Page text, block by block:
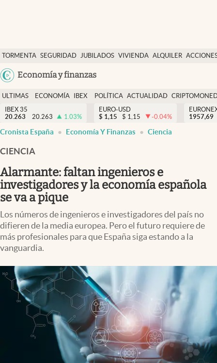
TORMENTA SEGURIDAD JUBILADOS VIVIENDA ALQUILER
USA
Economía y finanzas
Economía y finanzas
Política
Actualidad
Criptomonedas
España
ULTIMAS
NOTICIAS
ECONOMÍA
FINANZAS
IBEX
EURO
POLÍTICA ACTUALIDAD
IBEX 35
20.263
20.263 1.03%
EURO-USD
$ 1,15 $ 1,15 -0.04%
1957,69
Cronista España Economía Y Finanzas Ciencia
CIENCIA
Alarmante: faltan ingenieros e
investigadores y la economía española
se va a pique
Los números de ingenieros e investigadores del país no
difieren de la media europea. Pero el futuro requiere de
más profesionales para que España siga estando a la
vanguardia.